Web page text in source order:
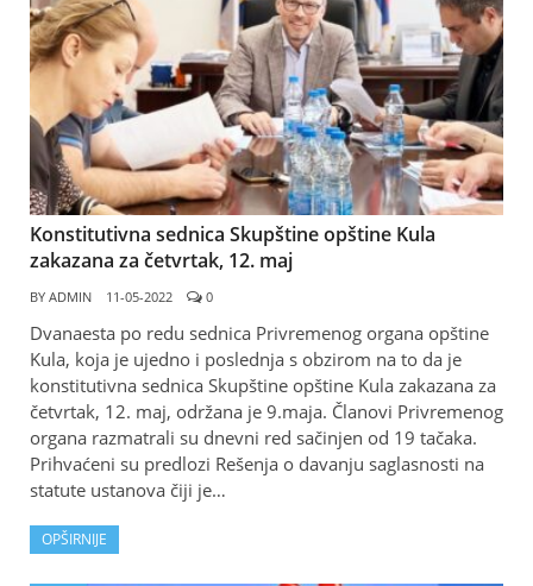
Konstitutivna sednica Skupštine opštine Kula
zakazana za četvrtak, 12. maj
BY ADMIN 11-05-2022 0
Dvanaesta po redu sednica Privremenog organa opštine
Kula, koja je ujedno i poslednja s obzirom na to da je
konstitutivna sednica Skupštine opštine Kula zakazana za
četvrtak, 12. maj, održana je 9.maja. Članovi Privremenog
organa razmatrali su dnevni red sačinjen od 19 tačaka.
Prihvaćeni su predlozi Rešenja o davanju saglasnosti na
statute ustanova čiji je…
OPŠIRNIJE